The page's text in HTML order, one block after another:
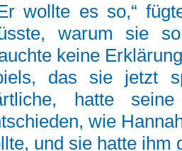
wollte es so,“
warum sie
keine
das sie jetzt
hatte
wie
und sie hatte ihm